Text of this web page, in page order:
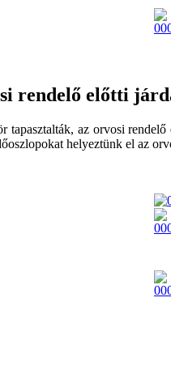
rendelő előtti
az orvosi
helyeztünk el az